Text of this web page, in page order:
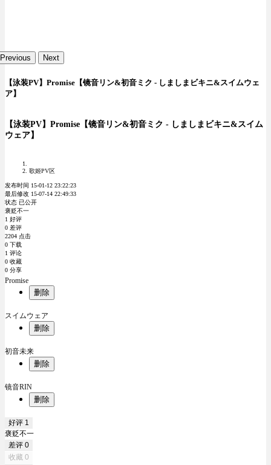
Previous Next
【泳装PV】Promise【镜音リン&初音ミク - しましまビキニ&スイムウェ
ア】
【泳装PV】Promise【镜音リン&初音ミク - しましまビキニ&スイム
ウェア】
歌姬PV区
发布时间 15-01-12 23:22:23
最后修改 15-07-14 22:49:33
状态 已公开
褒贬不一
1 好评
0 差评
2204 点击
0 下载
1 评论
0 收藏
0 分享
Promise
删除
スイムウェア
删除
初音未来
删除
镜音RIN
删除
好评 1
褒贬不一
差评 0
收藏 0